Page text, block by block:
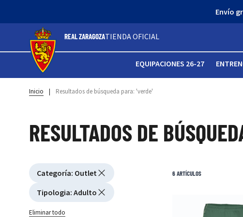
Envío
REAL ZARAGOZATIENDA OFICIAL
EQUIPACIONES 26-27
Inicio | Resultados de búsqueda para: 'verde'
RESULTADOS DE
Ver filtros
Active filtering
Categoría: Outlet
Tipologia: Adulto
Eliminar todo
6ARTÍCULOS